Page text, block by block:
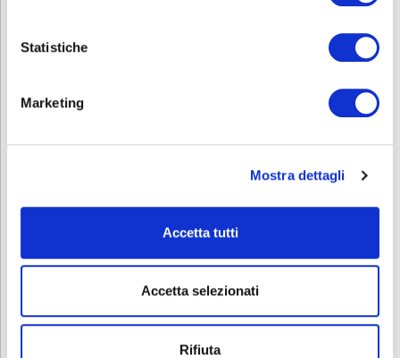
Statistiche
Marketing
Mostra dettagli
Accetta tutti
Accetta selezionati
Rifiuta
video della ricetta realizzato dai nostri allievi del corso di Cucina,
https://www.youtube.com/watch?v=QjZXqkFkOIA
Goditi anche le altre ricette della Rubrica “la ricetta del giorno” per
essere sempre preparato a stupire in cucina.